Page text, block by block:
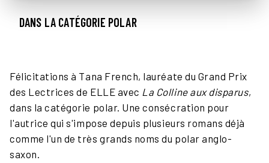
DANS LA CATÉGORIE POLAR
Félicitations à Tana French, lauréate du Grand Prix
des Lectrices de ELLE avec La Colline aux disparus,
dans la catégorie polar. Une consécration pour
l'autrice qui s'impose depuis plusieurs romans déjà
comme l'un de très grands noms du polar anglo-
saxon.